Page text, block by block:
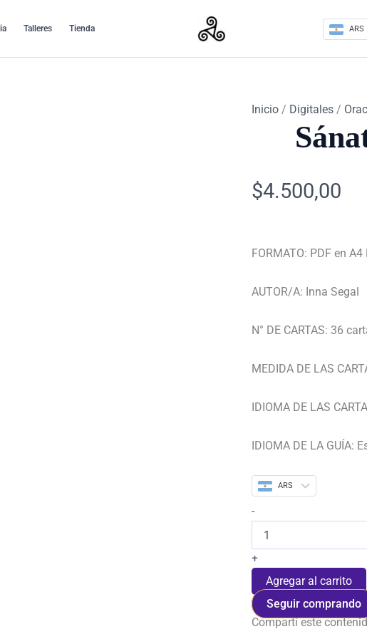
Talleres Tienda ARS
Inicio / Digitales /
$4.500,00
FORMATO: PDF en A4
AUTOR/A: Inna Segal
N° DE CARTAS: 36
MEDIDA DE LAS
IDIOMA DE LAS
IDIOMA DE LA GUÍA:
ARS
-
+
Agregar al carrito
Seguir comprando
Compartí este